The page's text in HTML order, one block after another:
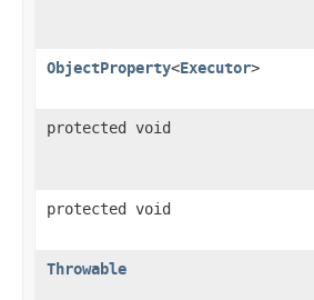
ObjectProperty<Executor>
protected void
protected void
Throwable